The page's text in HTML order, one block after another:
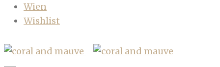
Wien
Wishlist